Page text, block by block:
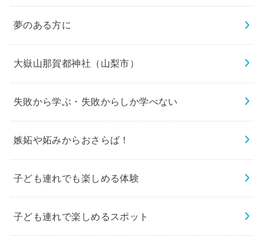
夢のある方に
大嶽山那賀都神社（山梨市）
失敗から学ぶ・失敗からしか学べない
嫉妬や妬みからおさらば！
子ども連れでも楽しめる体験
子ども連れで楽しめるスポット